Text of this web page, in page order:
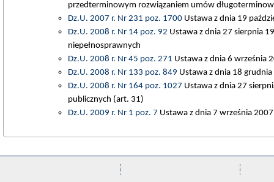
przedterminowym rozwiązaniem umów
Dz.U. 2007 r. Nr 231 poz. 1700Ustawa z dnia 19
Dz.U. 2008 r. Nr 14 poz. 92 Ustawa z dnia 27 sierpnia
niepełnosprawnych
Dz.U. 2008 r. Nr 45 poz. 271 Ustawa z dnia 6 września
Dz.U. 2008 r. Nr 133 poz. 849 Ustawa z dnia 18
Dz.U. 2008 r. Nr 164 poz. 1027 Ustawa z dnia 27
publicznych (art. 31)
Dz.U. 2009 r. Nr 1 poz. 7 Ustawa z dnia 7 września